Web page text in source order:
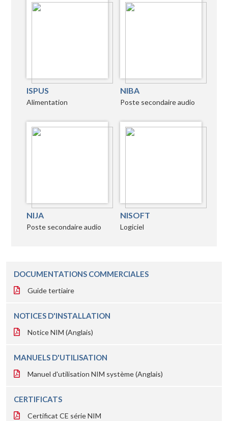
ISPUS
Alimentation
NIBA
Poste secondaire audio
NIJA
Poste secondaire audio
NISOFT
Logiciel
DOCUMENTATIONS COMMERCIALES
Guide tertiaire
NOTICES D'INSTALLATION
Notice NIM (Anglais)
MANUELS D'UTILISATION
Manuel d'utilisation NIM système (Anglais)
CERTIFICATS
Certificat CE série NIM